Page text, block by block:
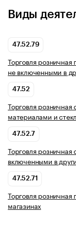
Виды
47.52.79
Торговля
не включенными в
47.52
Торговля
материалами и
47.52.7
Торговля
включенными в
47.52.71
Торговля
магазинах